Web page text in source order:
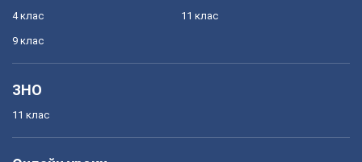
4 клас
9 клас
11 клас
ЗНО
11 клас